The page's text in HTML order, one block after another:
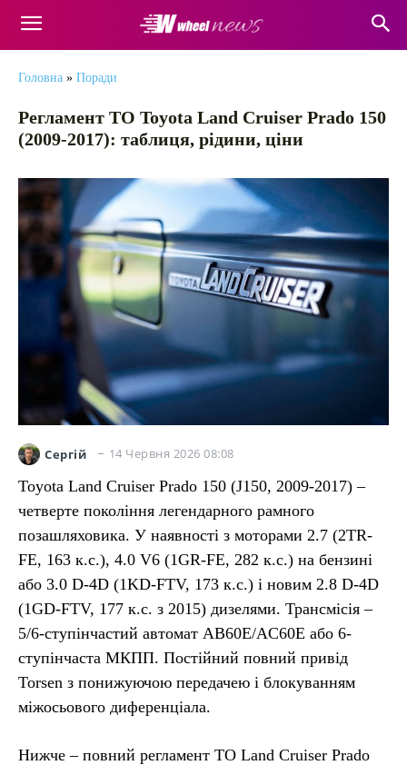
Головна » Поради
Регламент ТО Toyota Land Cruiser Prado 150
(2009-2017): таблиця, рідини, ціни
Сергій 14 Червня 2026 08:08
Toyota Land Cruiser Prado 150 (J150, 2009-2017) –
четверте покоління легендарного рамного
позашляховика. У наявності з моторами 2.7 (2TR-
FE, 163 к.с.), 4.0 V6 (1GR-FE, 282 к.с.) на бензині
або 3.0 D-4D (1KD-FTV, 173 к.с.) і новим 2.8 D-4D
(1GD-FTV, 177 к.с. з 2015) дизелями. Трансмісія –
5/6-ступінчастий автомат AB60E/AC60E або 6-
ступінчаста МКПП. Постійний повний привід
Torsen з понижуючою передачею і блокуванням
міжосьового диференціала.
Нижче – повний регламент ТО Land Cruiser Prado